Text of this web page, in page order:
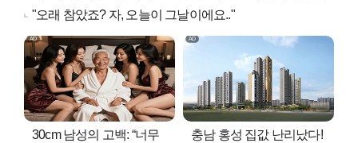
"오래 참았죠? 자, 오늘이 그날이에요.."
30cm 남성의 고백: “너무
충남 홍성 집값 난리났다!